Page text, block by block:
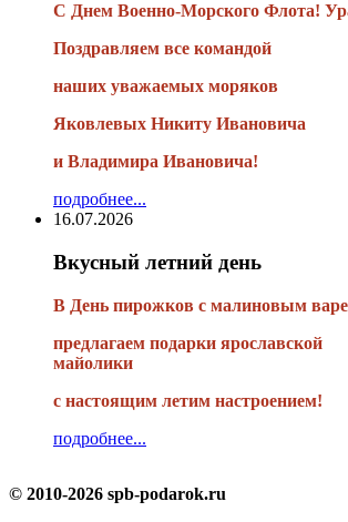
С Днем Военно-Морского Флота!
Поздравляем все командой
наших уважаемых моряков
Яковлевых Никиту Ивановича
и Владимира Ивановича!
подробнее...
16.07.2026
Вкусный летний день
В День пирожков с малиновым
предлагаем подарки ярославской
майолики
с настоящим летим настроением!
подробнее...
© 2010-2026 spb-podarok.ru